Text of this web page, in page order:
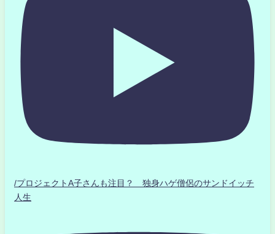
/プロジェクトA子さんも注目？ 独身ハゲ僧侶のサンドイッチ
人生